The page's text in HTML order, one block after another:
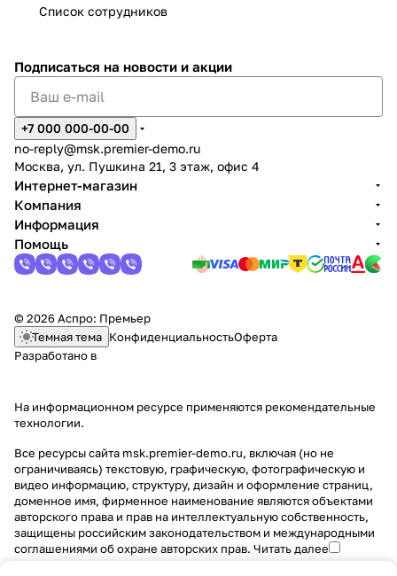
Список сотрудников
Подписаться на новости и акции
+7 000 000-00-00
no-reply@msk.premier-demo.ru
Москва, ул. Пушкина 21, 3 этаж, офис 4
Интернет-магазин
Компания
Информация
Помощь
© 2026 Аспро: Премьер
Темная тема КонфиденциальностьОферта
Разработано в
На информационном ресурсе применяются рекомендательные
технологии.
Все ресурсы сайта msk.premier-demo.ru, включая (но не
ограничиваясь) текстовую, графическую, фотографическую и
видео информацию, структуру, дизайн и оформление страниц,
доменное имя, фирменное наименование являются объектами
авторского права и прав на интеллектуальную собственность,
защищены российским законодательством и международными
соглашениями об охране авторских прав. Читать далее